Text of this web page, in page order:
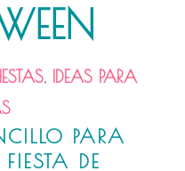
, IDEAS PARA
PARA
DE